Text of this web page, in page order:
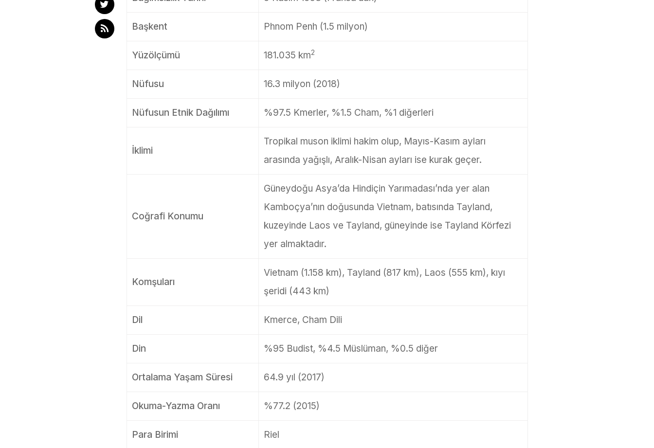
Başkent Phnom Penh (1.5 milyon)
Yüzölçümü 181.035 km2
Nüfusu 16.3 milyon (2018)
Nüfusun Etnik Dağılımı %97.5 Kmerler, %1.5 Cham, %1 diğerleri
İklimi
Tropikal muson iklimi hakim olup, Mayıs-Kasım ayları
arasında yağışlı, Aralık-Nisan ayları ise kurak geçer.
Coğrafi Konumu
Güneydoğu Asya’da Hindiçin Yarımadası’nda yer alan
Kamboçya’nın doğusunda Vietnam, batısında Tayland,
kuzeyinde Laos ve Tayland, güneyinde ise Tayland Körfezi
yer almaktadır.
Komşuları
Vietnam (1.158 km), Tayland (817 km), Laos (555 km), kıyı
şeridi (443 km)
Dil Kmerce, Cham Dili
Din %95 Budist, %4.5 Müslüman, %0.5 diğer
Ortalama Yaşam Süresi 64.9 yıl (2017)
Okuma-Yazma Oranı %77.2 (2015)
Para Birimi Riel